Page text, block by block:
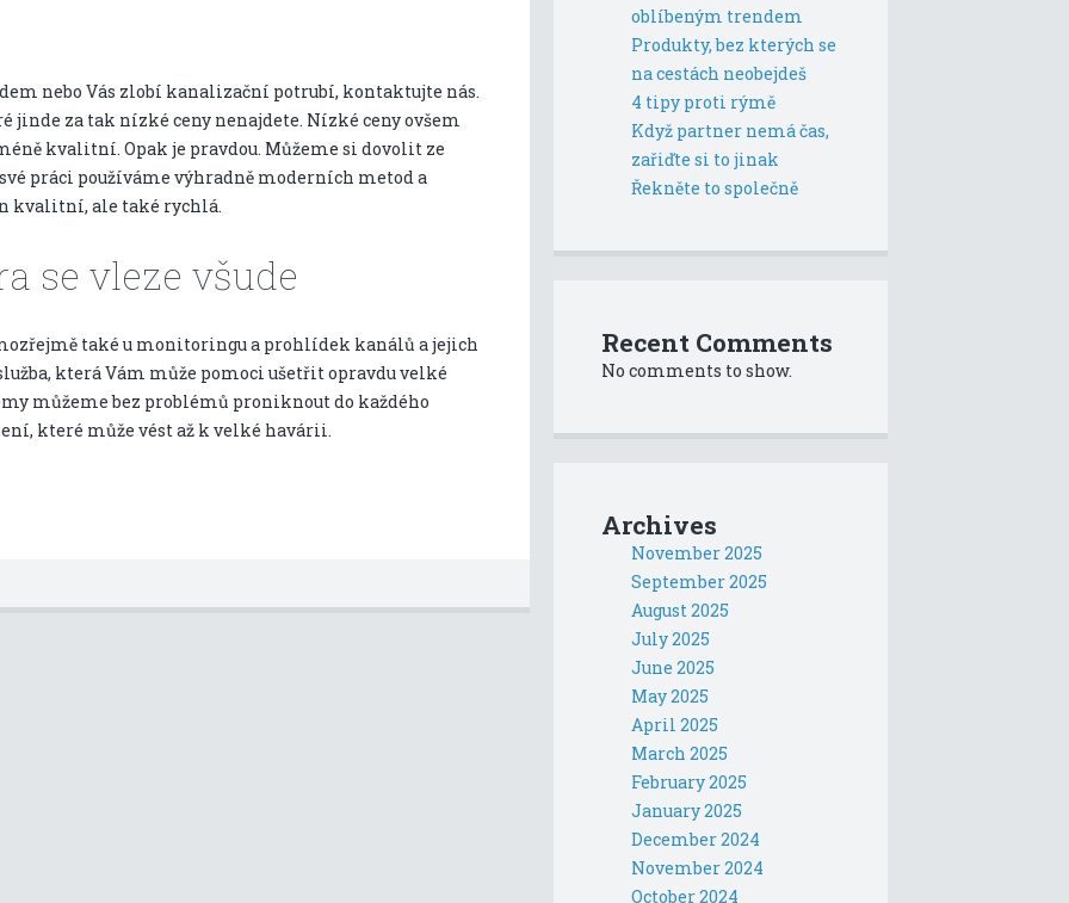
nebo Vás zlobí kanalizační potrubí, kontaktujte nás.
jinde za tak nízké ceny nenajdete. Nízké ceny ovšem
kvalitní. Opak je pravdou. Můžeme si dovolit ze
práci používáme výhradně moderních metod a
kvalitní, ale také rychlá.
se vleze všude
také u monitoringu a prohlídek kanálů a jejich
která Vám může pomoci ušetřit opravdu velké
můžeme bez problémů proniknout do každého
které může vést až k velké havárii.
oblíbeným trendem
Produkty, bez kterých se
na cestách neobejdeš
4 tipy proti rýmě
Když partner nemá čas,
zařiďte si to jinak
Řekněte to společně
Recent Comments
No comments to show.
Archives
November 2025
September 2025
August 2025
July 2025
June 2025
May 2025
April 2025
March 2025
February 2025
January 2025
December 2024
November 2024
October 2024